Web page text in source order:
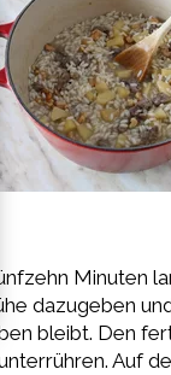
Minuten
dazugeben
bleibt. Den
Auf